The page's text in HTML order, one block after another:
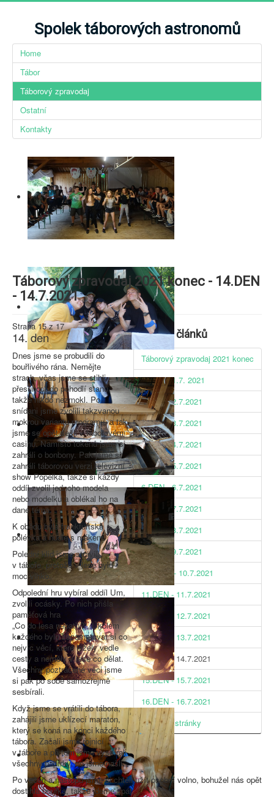
Spolek táborových astronomů
Home
Tábor
Táborový zpravodaj
Ostatní
Kontakty
Táborový zpravodaj 2021 konec - 14.DEN
- 14.7.2021
Seznam článků
Táborový zpravodaj 2021 konec
1.DEN - 1.7. 2021
2.DEN - 2.7.2021
3.DEN - 3.7.2021
4.DEN - 4.7.2021
5.DEN - 5.7.2021
6.DEN - 6.7.2021
7.DEN - 7.7.2021
8.DEN - 8.7.2021
9.DEN - 9.7.2021
10. DEN - 10.7.2021
11.DEN - 11.7.2021
12.DEN - 12.7.2021
13.DEN - 13.7.2021
14.DEN - 14.7.2021
15.DEN - 15.7.2021
16.DEN - 16.7.2021
Všechny stránky
Strana 15 z 17
14. den
Dnes jsme se probudili do
bouřlivého rána. Nemějte
strach, včas jsme se stihli
přesunout do pohodlí stanů,
takže nikdo nezmokl. Po
snídani jsme zvolili takzvanou
mokrou variantu programu, a tak
jsme se opět sešli v táborovém
casinu. Namísto tokenů jsme si
zahráli o bonbony. Pak jsme si
zahráli táborovou verzi televizní
show Popelka, takže si každý
oddíl zvolil jednoho modela
nebo modelku a oblékal ho na
dané téma.
K obědu byla frankfurtská
polévka a nudle s mákem.
Polední klid jsme strávili
v táboře, protože v lese bylo
moc vlhko.
Odpolední hru vybíral oddíl Um,
zvolili ocásky. Po nich přišla
paměťová hra
„Co do lesa nepatří?“. Úkolem
každého bylo zapamatovat si co
nejvíc věcí, které ležely vedle
cesty a neměly v lese co dělat.
Všechny poztrácené věci jsme
si pak po sobě samozřejmě
sesbírali.
Když jsme se vrátili do tábora,
zahájili jsme uklízecí maraton,
který se koná na konci každého
tábora. Začali jsme rojnicí
v táboře a při tom jsme vysbírali
všechny papírky, co jsme našli.
Po večeři a nástupu jsme si chtěli užít osobní volno, bohužel nás opět
dostihla bouřka, takže jdeme spát.